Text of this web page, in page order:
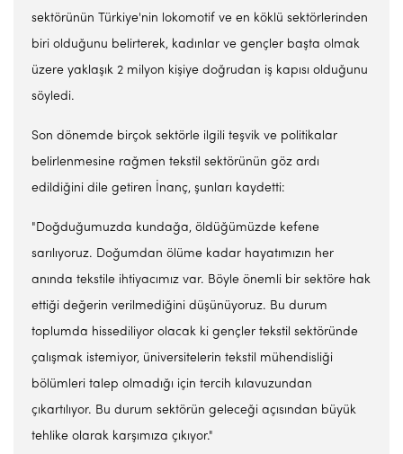
sektörünün Türkiye'nin lokomotif ve en köklü sektörlerinden
biri olduğunu belirterek, kadınlar ve gençler başta olmak
üzere yaklaşık 2 milyon kişiye doğrudan iş kapısı olduğunu
söyledi.
Son dönemde birçok sektörle ilgili teşvik ve politikalar
belirlenmesine rağmen tekstil sektörünün göz ardı
edildiğini dile getiren İnanç, şunları kaydetti:
"Doğduğumuzda kundağa, öldüğümüzde kefene
sarılıyoruz. Doğumdan ölüme kadar hayatımızın her
anında tekstile ihtiyacımız var. Böyle önemli bir sektöre hak
ettiği değerin verilmediğini düşünüyoruz. Bu durum
toplumda hissediliyor olacak ki gençler tekstil sektöründe
çalışmak istemiyor, üniversitelerin tekstil mühendisliği
bölümleri talep olmadığı için tercih kılavuzundan
çıkartılıyor. Bu durum sektörün geleceği açısından büyük
tehlike olarak karşımıza çıkıyor."